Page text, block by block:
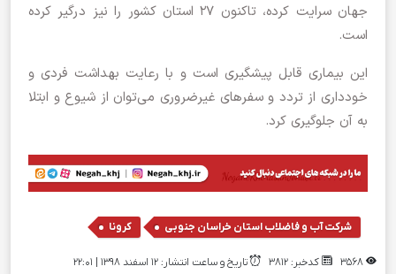
جهان سرایت کرده، تاکنون ۲۷ استان کشور را نیز درگیر کرده
است.
این بیماری قابل پیشگیری است و با رعایت بهداشت فردی و
خودداری از تردد و سفرهای غیرضروری می‌توان از شیوع و ابتلا
به آن جلوگیری کرد.
شرکت آب و فاضلاب استان خراسان جنوبی , کرونا
کدخبر: 3812 تاریخ و ساعت انتشار: ۱۲ اسفند ۱۳۹۸ | 22:01